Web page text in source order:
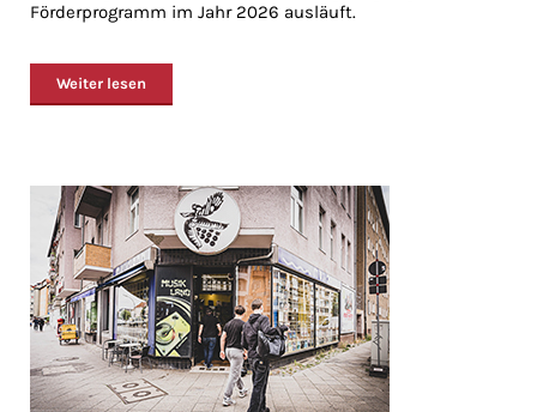
Förderprogramm im Jahr 2026 ausläuft.
Weiter lesen